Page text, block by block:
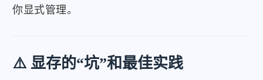
你显式管理。
⚠️ 显存的“坑”和最佳实践